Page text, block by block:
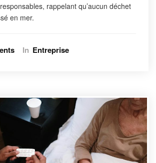
rappelant qu’aucun déchet
en mer.
In Entreprise